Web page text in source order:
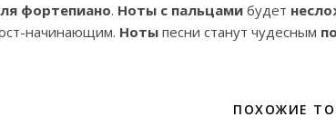
фортепиано. Ноты с пальцами будет
начинающим. Ноты песни станут чудесным
ПОХОЖИЕ